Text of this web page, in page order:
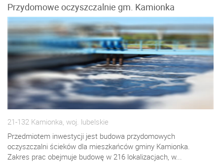
Przydomowe oczyszczalnie gm. Kamionka
21-132 Kamionka, woj. lubelskie
Przedmiotem inwestycji jest budowa przydomowych
oczyszczalni ścieków dla mieszkańców gminy Kamionka.
Zakres prac obejmuje budowę w 216 lokalizacjach, w...